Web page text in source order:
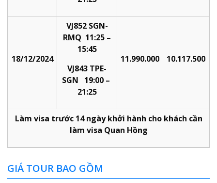
18/12/2024
VJ852 SGN-
RMQ 11:25 –
15:45
VJ843 TPE-
SGN 19:00 –
21:25
11.990.000 10.117.500
Làm visa trước 14 ngày khởi hành cho khách cần
làm visa Quan Hồng
GIÁ TOUR BAO GỒM